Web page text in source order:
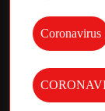
Coronavirus